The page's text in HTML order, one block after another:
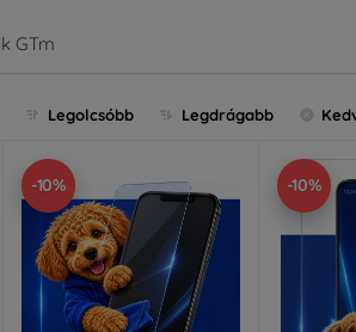
GTm
Legolcsóbb Legdrágabb
-10% -10%